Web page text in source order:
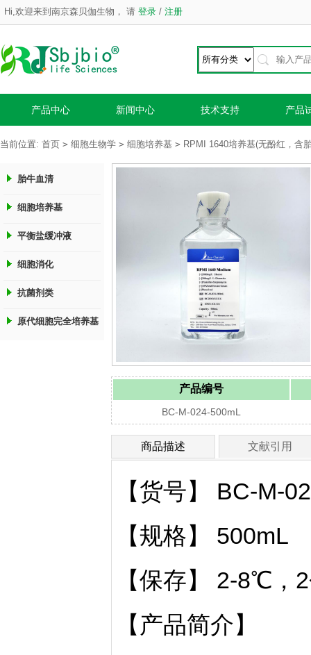
Hi,欢迎来到南京森贝伽生物， 请 登录 / 注册
产品中心 新闻中心 技术支持 产品
当前位置: 首页 > 细胞生物学 > 细胞培养基 > RPMI 1640培养基(无酚红，含
胎牛血清
细胞培养基
平衡盐缓冲液
细胞消化
抗菌剂类
原代细胞完全培养基
产品编号
BC-M-024-500mL
商品描述 文献引用
【货号】 BC-M-
【规格】 500mL
【保存】 2-8℃，
【产品简介】